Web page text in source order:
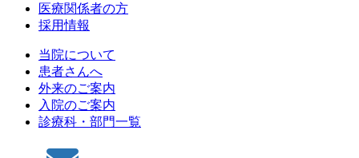
医療関係者の方
採用情報
当院について
患者さんへ
外来のご案内
入院のご案内
診療科・部門一覧